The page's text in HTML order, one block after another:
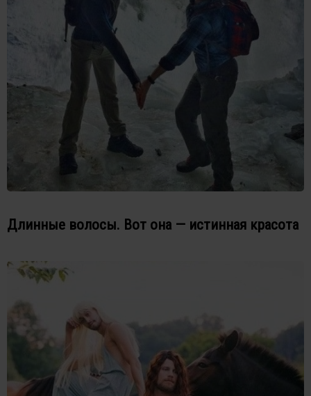
Длинные волосы. Вот она — истинная красота